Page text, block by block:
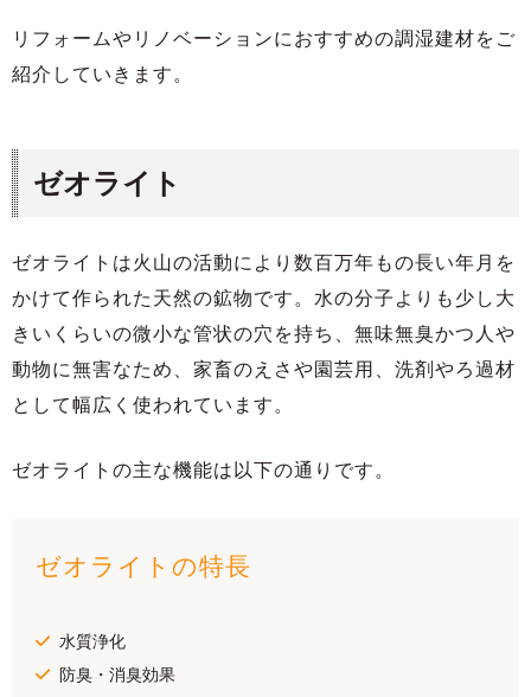
リフォームやリノベーションにおすすめの調湿建材をご
紹介していきます。
ゼオライト
ゼオライトは火山の活動により数百万年もの長い年月を
かけて作られた天然の鉱物です。水の分子よりも少し大
きいくらいの微小な管状の穴を持ち、無味無臭かつ人や
動物に無害なため、家畜のえさや園芸用、洗剤やろ過材
として幅広く使われています。
ゼオライトの主な機能は以下の通りです。
ゼオライトの特長
水質浄化
防臭・消臭効果